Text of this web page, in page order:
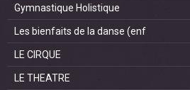
Gymnastique Holistique
Les bienfaits de la danse (enf
LE CIRQUE
LE THEATRE